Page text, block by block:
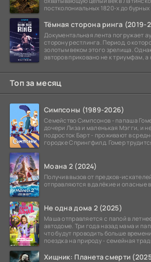
постколониальных 1820-х до бурных
Тёмная сторона ринга (2019-
Документальная лента погружает
сторону рестлинга. Период, о
золотым веком этого зрелища.
авторов приковано не к триумфам, а
Топ за месяц
Симпсоны (1989-2026)
Семейство Симпсонов - папаша
дочери Лиза и маленькая Мэгги, и
подросток Барт - проживают в
городке Спрингфилд. Гомер
Моана 2 (2024)
Получив вызов от предков-
отправляются в далёкие и опасные
Не одна дома 2 (2025)
Маша отправляется с папой в
автодоме. Три года назад мама и
что будут проводить больше
поездка на природу - семейная
Хищник: Планета смерти